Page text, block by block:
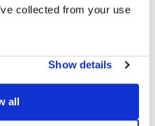
collected from your use
Show details
all S.r.l .